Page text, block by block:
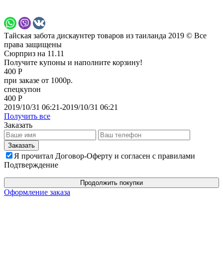
Тайская забота дискаунтер товаров из таиланда 2019 © Все
права защищены
Сюрприз на 11.11
Получите купоны и наполните корзину!
400 Р
при заказе от 1000р.
спецкупон
400 Р
2019/10/31 06:21-2019/10/31 06:21
Получить все
Заказать
Я прочитал Договор-Оферту и согласен с правилами
Подтверждение
Продолжить покупки
Оформление заказа